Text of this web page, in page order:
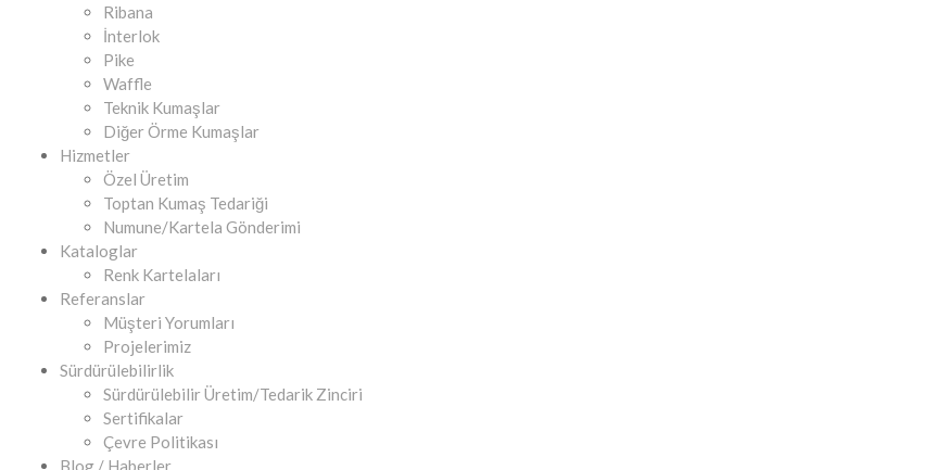
Ribana
İnterlok
Pike
Waffle
Teknik Kumaşlar
Diğer Örme Kumaşlar
Hizmetler
Özel Üretim
Toptan Kumaş Tedariği
Numune/Kartela Gönderimi
Kataloglar
Renk Kartelaları
Referanslar
Müşteri Yorumları
Projelerimiz
Sürdürülebilirlik
Sürdürülebilir Üretim/Tedarik Zinciri
Sertifikalar
Çevre Politikası
Blog / Haberler